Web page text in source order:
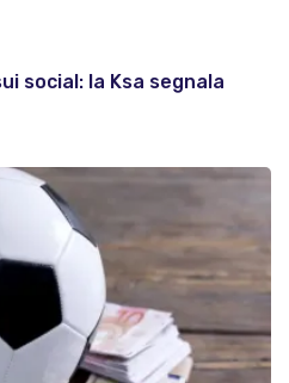
social: la Ksa segnala